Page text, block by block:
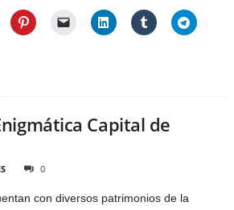
Capital de
0
con diversos patrimonios de la